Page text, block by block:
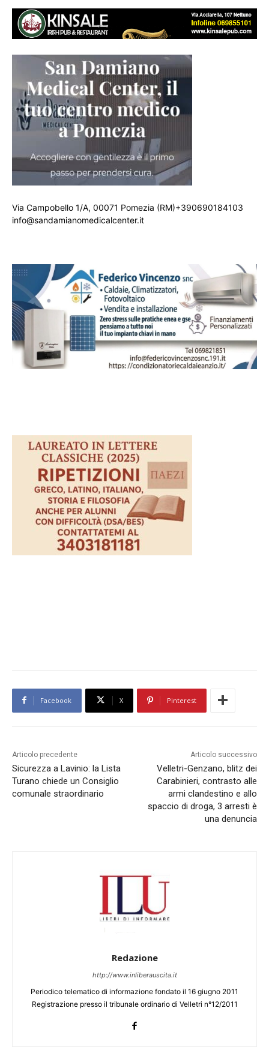
Via Campobello 1/A, 00071 Pomezia (RM)+390690184103
info@sandamianomedicalcenter.it
Facebook X Pinterest
Articolo precedente
Sicurezza a Lavinio: la Lista
Turano chiede un Consiglio
comunale straordinario
Articolo successivo
Velletri-Genzano, blitz dei
Carabinieri, contrasto alle
armi clandestino e allo
spaccio di droga, 3 arresti è
una denuncia
Redazione
http://www.inliberauscita.it
Periodico telematico di informazione fondato il 16 giugno 2011
Registrazione presso il tribunale ordinario di Velletri n°12/2011